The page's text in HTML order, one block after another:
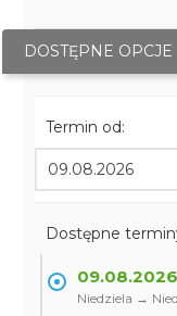
DOSTĘPNE OPCJE
Termin od:
Dostępne
Niedziela →